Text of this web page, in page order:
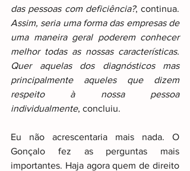
das pessoas com deficiência?
Assim, seria uma forma das empresas de
uma maneira geral poderem conhecer
melhor todas as nossas características.
Quer aquelas dos diagnósticos mas
principalmente aqueles que dizem
respeito à nossa pessoa
individualmente, concluiu.
Eu não acrescentaria mais nada. O
Gonçalo fez as perguntas mais
importantes. Haja agora quem de direito